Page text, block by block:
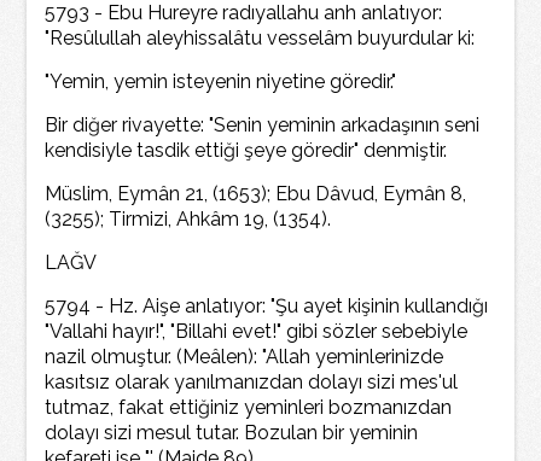
5793 - Ebu Hureyre radıyallahu anh anlatıyor:
"Resûlullah aleyhissalâtu vesselâm buyurdular ki:
"Yemin, yemin isteyenin niyetine göredir."
Bir diğer rivayette: "Senin yeminin arkadaşının seni
kendisiyle tasdik ettiği şeye göredir" denmiştir.
Müslim, Eymân 21, (1653); Ebu Dâvud, Eymân 8,
(3255); Tirmizi, Ahkâm 19, (1354).
LAĞV
5794 - Hz. Aişe anlatıyor: "Şu ayet kişinin kullandığı
"Vallahi hayır!", "Billahi evet!" gibi sözler sebebiyle
nazil olmuştur. (Meâlen): "Allah yeminlerinizde
kasıtsız olarak yanılmanızdan dolayı sizi mes'ul
tutmaz, fakat ettiğiniz yeminleri bozmanızdan
dolayı sizi mesul tutar. Bozulan bir yeminin